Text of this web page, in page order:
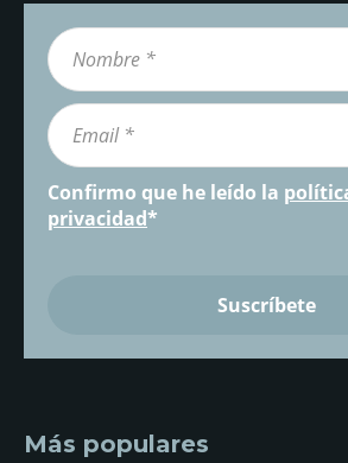
Confirmo que he leído la
privacidad*
Más populares